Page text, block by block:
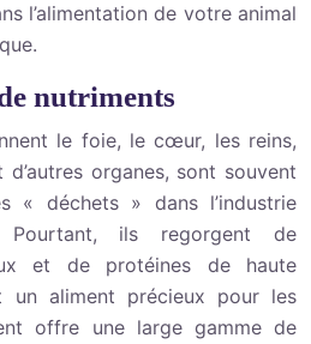
l’alimentation de votre animal
nutriments
le foie, le cœur, les reins,
organes, sont souvent
« déchets » dans l’industrie
Pourtant, ils regorgent de
et de protéines de haute
aliment précieux pour les
offre une large gamme de